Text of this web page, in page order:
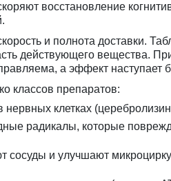
восстановление
и полнота доставки.
действующего вещества.
а эффект наступает
классов препаратов:
клетках
радикалы, которые
и улучшают